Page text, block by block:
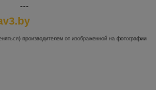
---
производителем от изображенной на фотографии